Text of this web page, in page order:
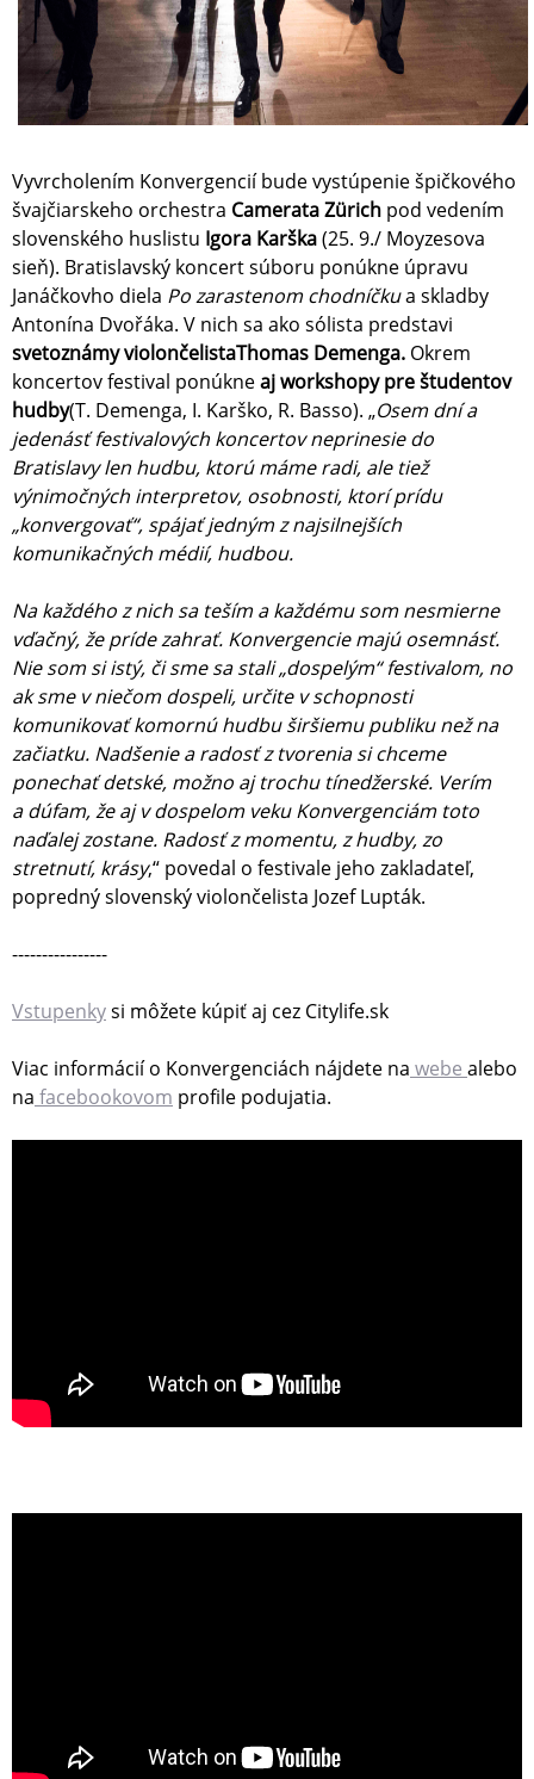
Vyvrcholením Konvergencií bude vystúpenie špičkového
švajčiarskeho orchestra Camerata Zürich pod vedením
slovenského huslistu Igora Karška(25. 9./ Moyzesova
sieň). Bratislavský koncert súboru ponúkne úpravu
Janáčkovho diela Po zarastenom chodníčkua skladby
Antonína Dvořáka. V nich sa ako sólista predstavi
svetoznámy violončelistaThomas Demenga. Okrem
koncertov festival ponúkneaj workshopy pre študentov
hudby(T. Demenga, I. Karško, R. Basso). „Osem dní a
jedenásť festivalových koncertov neprinesie do
Bratislavy len hudbu, ktorú máme radi, ale tiež
výnimočných interpretov, osobnosti, ktorí prídu
„konvergovať“, spájať jedným znajsilnejších
komunikačných médií, hudbou.
Na každého z nich sa teším a každému som nesmierne
vďačný, že príde zahrať. Konvergencie majú osemnásť.
Nie som si istý, či sme sa stali „dospelým“ festivalom, no
ak sme v niečom dospeli, určite v schopnosti
komunikovať komornú hudbu širšiemu publiku než na
začiatku. Nadšenie a radosť z tvorenia si chceme
ponechať detské, možno aj trochu tínedžerské. Verím
adúfam, že aj v dospelom veku Konvergenciám toto
naďalej zostane. Radosť z momentu, z hudby, zo
stretnutí, krásy,“ povedal o festivale jeho zakladateľ,
popredný slovenský violončelista Jozef Lupták.
----------------
Vstupenkysi môžete kúpiť aj cez Citylife.sk
Viac informácií o Konvergenciách nájdete na webe alebo
na facebookovom profile podujatia.